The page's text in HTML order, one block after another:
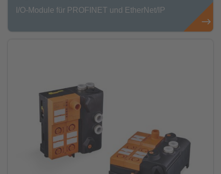
I/O-Module für PROFINET und EtherNet/IP